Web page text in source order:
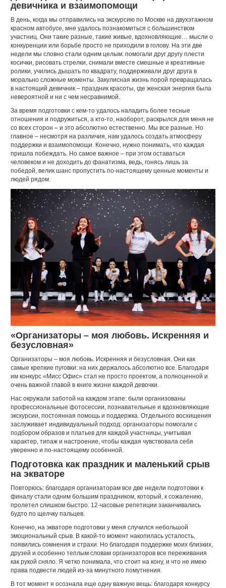
девичника и взаимопомощи
В день, когда мы отправились на экскурсию по Москве на двухэтажном
красном автобусе, мне удалось познакомиться с большинством
участниц. Они такие разные, такие живые, вдохновляющие… мысли о
конкуренции или борьбе просто не приходили в голову. На эти две
недели мы словно стали одним целым: помогали друг другу плести
косички, рисовать стрелки, снимали вместе смешные и креативные
ролики, учились дышать по квадрату, поддерживали друг друга в
морально сложные моменты. Закулисная жизнь порой превращалась
в настоящий девичник – праздник красоты, где женская энергия была
невероятной и ни с чем несравнимой.
За время подготовки с кем-то удалось наладить более тесные
отношения и подружиться, а кто-то, наоборот, раскрылся для меня не
со всех сторон – и это абсолютно естественно. Мы все разные. Но
главное – несмотря на различия, нам удалось создать атмосферу
поддержки и взаимопомощи. Конечно, нужно понимать, что каждая
пришла побеждать. Но самое важное – при этом оставаться
человеком и не доходить до фанатизма, ведь, гонясь лишь за
победой, велик шанс пропустить по-настоящему ценные моменты и
людей рядом.
«Организаторы – моя любовь. Искренняя и
безусловная»
Организаторы – моя любовь. Искренняя и безусловная. Они как
самые крепкие пуговки: на них держалось абсолютно все. Благодаря
им конкурс «Мисс Офис» стал не просто проектом, а полноценной и
очень важной главой в книге жизни каждой девочки.
Нас окружали заботой на каждом этапе: были организованы
профессиональные фотосессии, познавательные и вдохновляющие
экскурсии, постоянная помощь и поддержка. Отдельного восхищения
заслуживает индивидуальный подход: организаторы помогали с
подбором образов и платьев для каждой участницы, учитывая
характер, типаж и настроение, чтобы каждая чувствовала себя
уверенно и по-настоящему особенной.
Подготовка как праздник и маленький срыв
на экваторе
Повторюсь: благодаря организаторам все две недели подготовки к
финалу стали одним большим праздником, который, к сожалению,
пролетел слишком быстро. 12-часовые репетиции заканчивались
будто по щелчку пальцев.
Конечно, на экваторе подготовки у меня случился небольшой
эмоциональный срыв. В какой-то момент накопилась усталость,
появились сомнения и страхи. Но благодаря поддержке моих близких,
друзей и особенно теплым словам организаторов все переживания
как рукой сняло. Я четко понимала, что стоит на кону, и что не имею
права подвести людей из-за минутного помутнения.
В тот момент я осознала еще одну важную вещь: благодаря конкурсу